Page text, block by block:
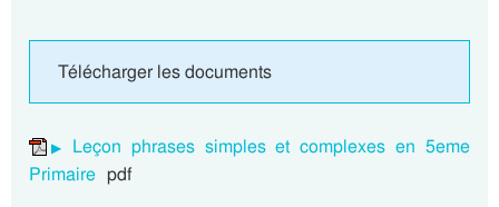
Télécharger les documents
Leçon phrases simples et complexes en 5eme
Primaire pdf